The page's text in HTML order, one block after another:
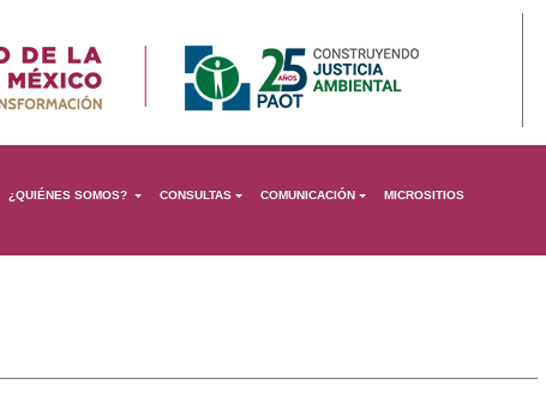
¿QUIÉNES SOMOS? CONSULTAS COMUNICACIÓN MICROSITIOS